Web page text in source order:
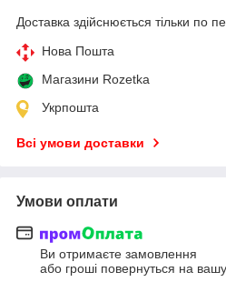
Доставка здійснюється тільки по
Нова Пошта
Магазини Rozetka
Укрпошта
Всі умови доставки
Умови оплати
Ви отримаєте замовлення
або гроші повернуться на